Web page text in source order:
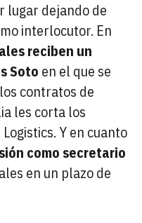
lugar dejando de
interlocutor. En
reciben un
Soto en el que se
contratos de
les corta los
Y en cuanto
como secretario
en un plazo de